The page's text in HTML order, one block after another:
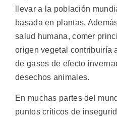
llevar a la población
basada en plantas.
salud humana, comer
origen vegetal contribuiría
de gases de efecto
desechos animales.
En muchas partes del
puntos críticos de